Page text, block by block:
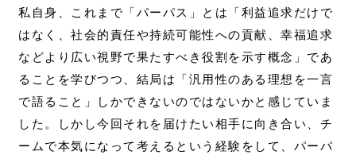
私自身、これまで「パーパス」とは「利益追求だけで
はなく、社会的責任や持続可能性への貢献、幸福追求
などより広い視野で果たすべき役割を示す概念」であ
ることを学びつつ、結局は「汎用性のある理想を一言
で語ること」しかできないのではないかと感じていま
した。しかし今回それを届けたい相手に向き合い、チ
ームで本気になって考えるという経験をして、パーパ